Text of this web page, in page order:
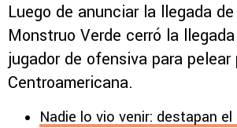
Luego de anunciar la llegada
Monstruo Verde cerró la
jugador de ofensiva para pelear
Centroamericana.
Nadie lo vio venir: destapan